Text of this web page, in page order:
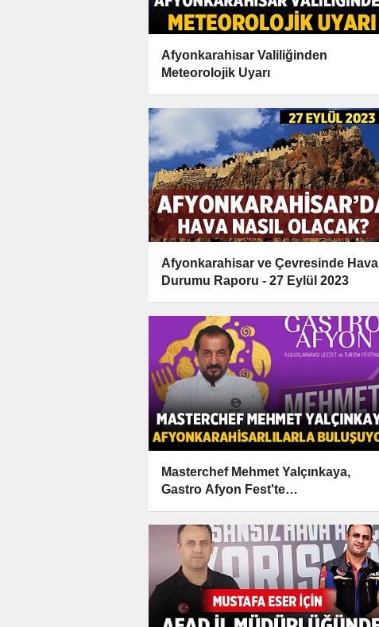
Afyonkarahisar Valiliğinden
Meteorolojik Uyarı
Afyonkarahisar ve Çevresinde Hava
Durumu Raporu - 27 Eylül 2023
Masterchef Mehmet Yalçınkaya,
Gastro Afyon Fest'te